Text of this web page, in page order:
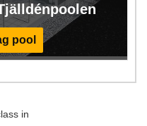
pool
in